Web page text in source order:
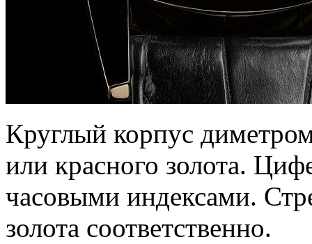
Круглый корпус
или красного золота.
часовыми индексами.
золота соответственно.